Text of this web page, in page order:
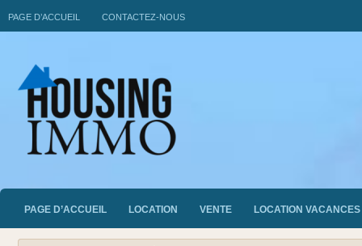
PAGE D’ACCUEIL CONTACTEZ-NOUS
PAGE D’ACCUEIL LOCATION VENTE LOCATION VACANCES